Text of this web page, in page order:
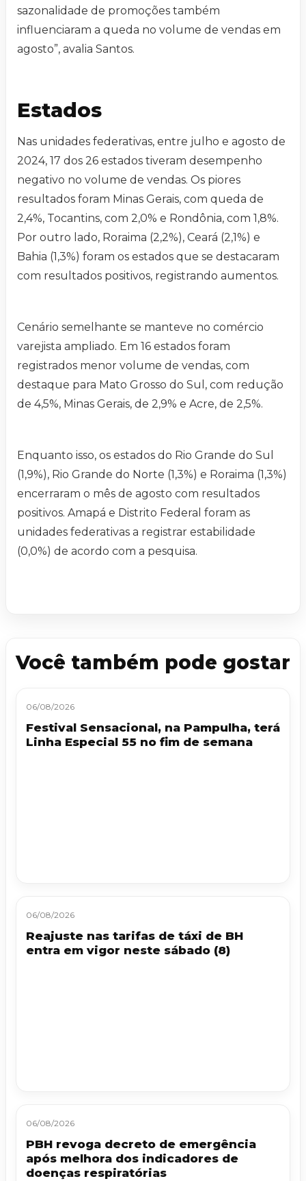
sazonalidade de promoções também
influenciaram a queda no volume de vendas em
agosto”, avalia Santos.
Estados
Nas unidades federativas, entre julho e agosto de
2024, 17 dos 26 estados tiveram desempenho
negativo no volume de vendas. Os piores
resultados foram Minas Gerais, com queda de
2,4%, Tocantins, com 2,0% e Rondônia, com 1,8%.
Por outro lado, Roraima (2,2%), Ceará (2,1%) e
Bahia (1,3%) foram os estados que se destacaram
com resultados positivos, registrando aumentos.
Cenário semelhante se manteve no comércio
varejista ampliado. Em 16 estados foram
registrados menor volume de vendas, com
destaque para Mato Grosso do Sul, com redução
de 4,5%, Minas Gerais, de 2,9% e Acre, de 2,5%.
Enquanto isso, os estados do Rio Grande do Sul
(1,9%), Rio Grande do Norte (1,3%) e Roraima (1,3%)
encerraram o mês de agosto com resultados
positivos. Amapá e Distrito Federal foram as
unidades federativas a registrar estabilidade
(0,0%) de acordo com a pesquisa.
Você também pode gostar
06/08/2026
Festival Sensacional, na Pampulha, terá
Linha Especial 55 no fim de semana
06/08/2026
Reajuste nas tarifas de táxi de BH
entra em vigor neste sábado (8)
06/08/2026
PBH revoga decreto de emergência
após melhora dos indicadores de
doenças respiratórias